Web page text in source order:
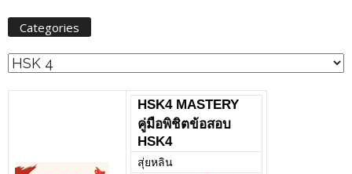
Categories
Categories
HSK4 MASTERY
คู่มือพิชิตข้อสอบ
HSK4
สุ่ยหลิน